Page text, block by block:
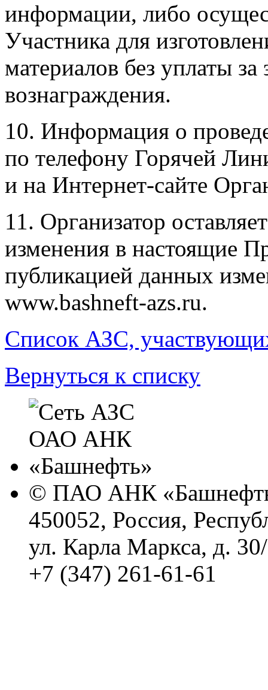
информации, либо
Участника для
материалов без уплаты за
вознаграждения.
10. Информация о
по телефону Горячей
и на Интернет-сайте
11. Организатор
изменения в настоящие
публикацией данных
www.bashneft-azs.ru.
Список АЗС,
Вернуться к списку
© ПАО АНК
450052, Россия,
ул. Карла Маркса, д.
+7 (347) 261-61-61